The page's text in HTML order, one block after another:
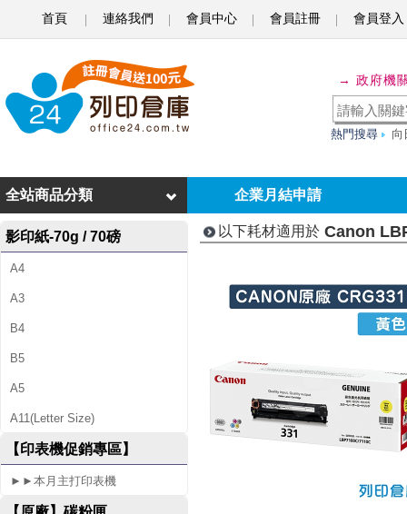
首頁 連絡我們 會員中心 會員註冊 會員登入
n
n
L
B
P
7
w
→ 政府機
熱門搜尋 向
企業月結申請
全站商品分類
影印紙-70g / 70磅
A4
A3
B4
B5
A5
A11(Letter Size)
【印表機促銷專區】
►►本月主打印表機
以下耗材適用於 Canon